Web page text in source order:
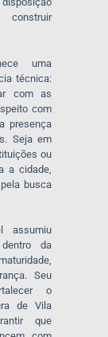
construir
uma
técnica:
com as
com
presença
Seja em
ou
a cidade,
busca
assumiu
da
Seu
o
de Vila
que